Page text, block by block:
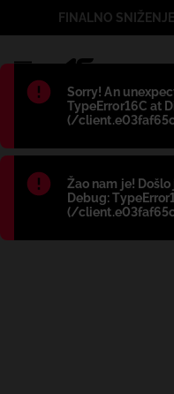
Błąd:
Sorry! An
TypeError16C at
(/
Błąd:
Žao nam je!
Debug:
(/
FINALNO